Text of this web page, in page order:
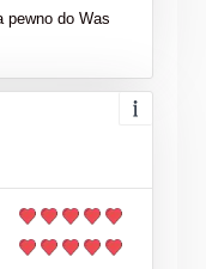
pewno do Was